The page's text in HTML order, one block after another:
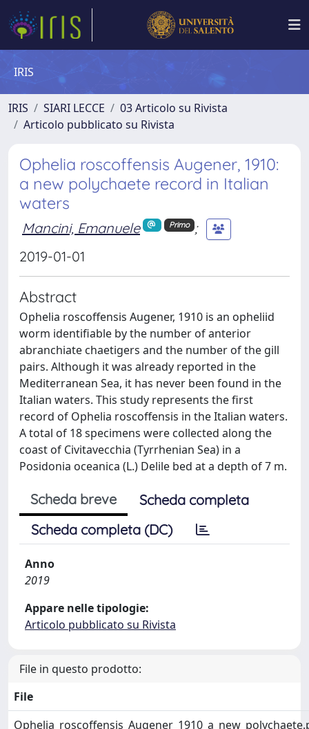
IRIS
IRIS SIARI LECCE
03 Articolo su Rivista
Articolo pubblicato su Rivista
Ophelia roscoffensis Augener, 1910:
a new polychaete record in Italian
waters
Mancini, Emanuele Primo
;
2019-01-01
Abstract
Ophelia roscoffensis Augener, 1910 is an opheliid
worm identifiable by the number of anterior
abranchiate chaetigers and the number of the gill
pairs. Although it was already reported in the
Mediterranean Sea, it has never been found in the
Italian waters. This study represents the first
record of Ophelia roscoffensis in the Italian waters.
A total of 18 specimens were collected along the
coast of Civitavecchia (Tyrrhenian Sea) in a
Posidonia oceanica (L.) Delile bed at a depth of 7 m.
Scheda breve
Scheda completa
Scheda completa (DC)
Anno
2019
Appare nelle tipologie:
Articolo pubblicato su Rivista
File in questo prodotto:
File